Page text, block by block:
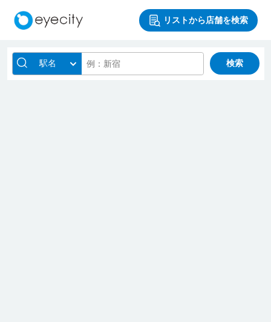
リストから店舗を検索
駅名 検索